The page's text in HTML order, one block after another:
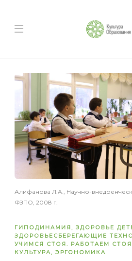
Алифанова Л.А., Научно-
ФЗПО, 2008 г.
ГИПОДИНАМИЯ, ЗДОРОВЬЕ
ЗДОРОВЬЕСБЕРЕГАЮЩИЕ
УЧИМСЯ СТОЯ. РАБОТАЕМ
КУЛЬТУРА, ЭРГОНОМИКА